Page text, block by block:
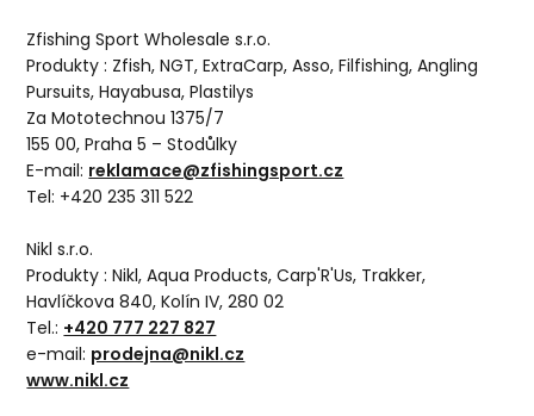
Zfishing Sport Wholesale s.r.o.
Produkty : Zfish, NGT, ExtraCarp, Asso, Filfishing, Angling
Pursuits, Hayabusa, Plastilys
Za Mototechnou 1375/7
155 00, Praha 5 – Stodůlky
E-mail: reklamace@zfishingsport.cz
Tel: +420 235 311 522
Nikl s.r.o.
Produkty : Nikl, Aqua Products, Carp'R'Us, Trakker,
Havlíčkova 840, Kolín IV, 280 02
Tel.: +420 777 227 827
e-mail: prodejna@nikl.cz
www.nikl.cz